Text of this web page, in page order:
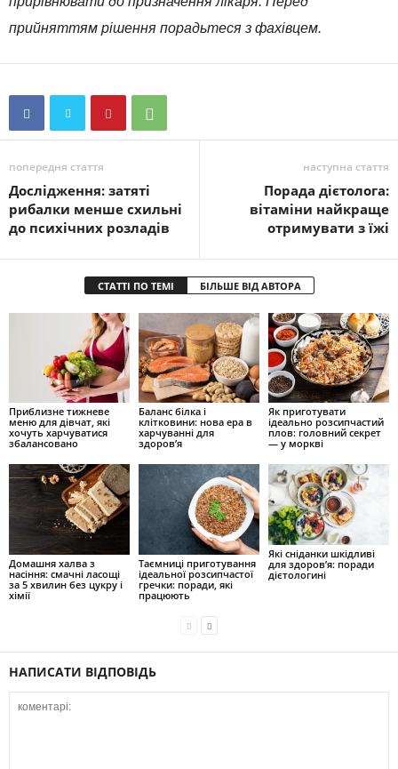
прийняттям рішення порадьтеся з фахівцем.
попередня стаття
Дослідження: затяті
рибалки менше схильні
до психічних розладів
наступна стаття
Порада дієтолога:
вітаміни найкраще
отримувати з їжі
СТАТТІ ПО ТЕМІ БІЛЬШЕ ВІД АВТОРА
Приблизне тижневе
меню для дівчат, які
хочуть харчуватися
збалансовано
Баланс білка і
клітковини: нова ера в
харчуванні для
здоров’я
Як приготувати
ідеально розсипчастий
плов: головний секрет
— у моркві
Домашня халва з
насіння: смачні ласощі
за 5 хвилин без цукру і
хімії
Таємниці приготування
ідеальної розсипчастої
гречки: поради, які
працюють
Які сніданки шкідливі
для здоров’я: поради
дієтологині
НАПИСАТИ ВІДПОВІДЬ